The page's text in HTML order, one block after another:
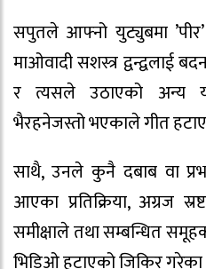
सपुतले आफ्नो युट्युबमा
माओवादी सशस्त्र द्वन्द्वलाई
र त्यसले उठाएको अन्य
भैरहनेजस्तो भएकाले गीत
साथै, उनले कुनै दबाब वा
आएका प्रतिक्रिया, अग्रज
समीक्षाले तथा सम्बन्धित
भिडिओ हटाएको जिकिर